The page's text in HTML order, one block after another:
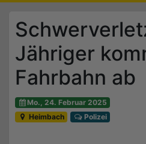
Jähriger
Fahrbahn ab
Mo., 24. Februar 2025
Heimbach
Polizei